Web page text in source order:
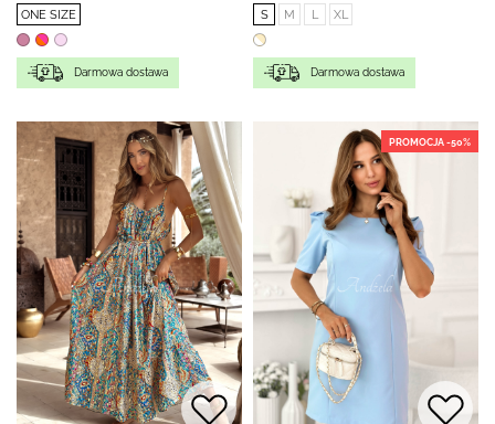
ONE SIZE
Darmowa dostawa
S M L XL
Darmowa dostawa
PROMOCJA -50%